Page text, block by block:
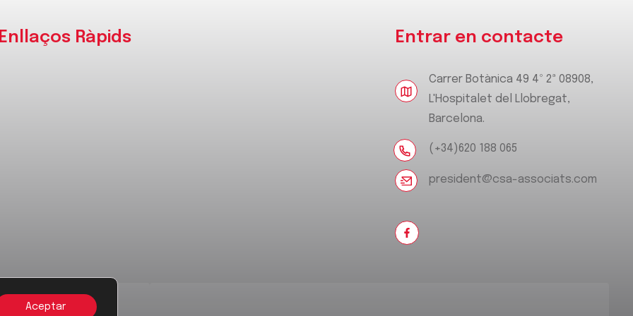
Enllaços Ràpids Entrar en contacte
Carrer Botànica 49 4º 2ª 08908,
L'Hospitalet del Llobregat,
Barcelona.
(+34)620 188 065
president@csa-associats.com
Aceptar